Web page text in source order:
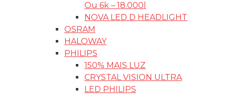
Ou 6k – 18.000l
NOVA LED D HEADLIGHT
OSRAM
HALOWAY
PHILIPS
150% MAIS LUZ
CRYSTAL VISION ULTRA
LED PHILIPS